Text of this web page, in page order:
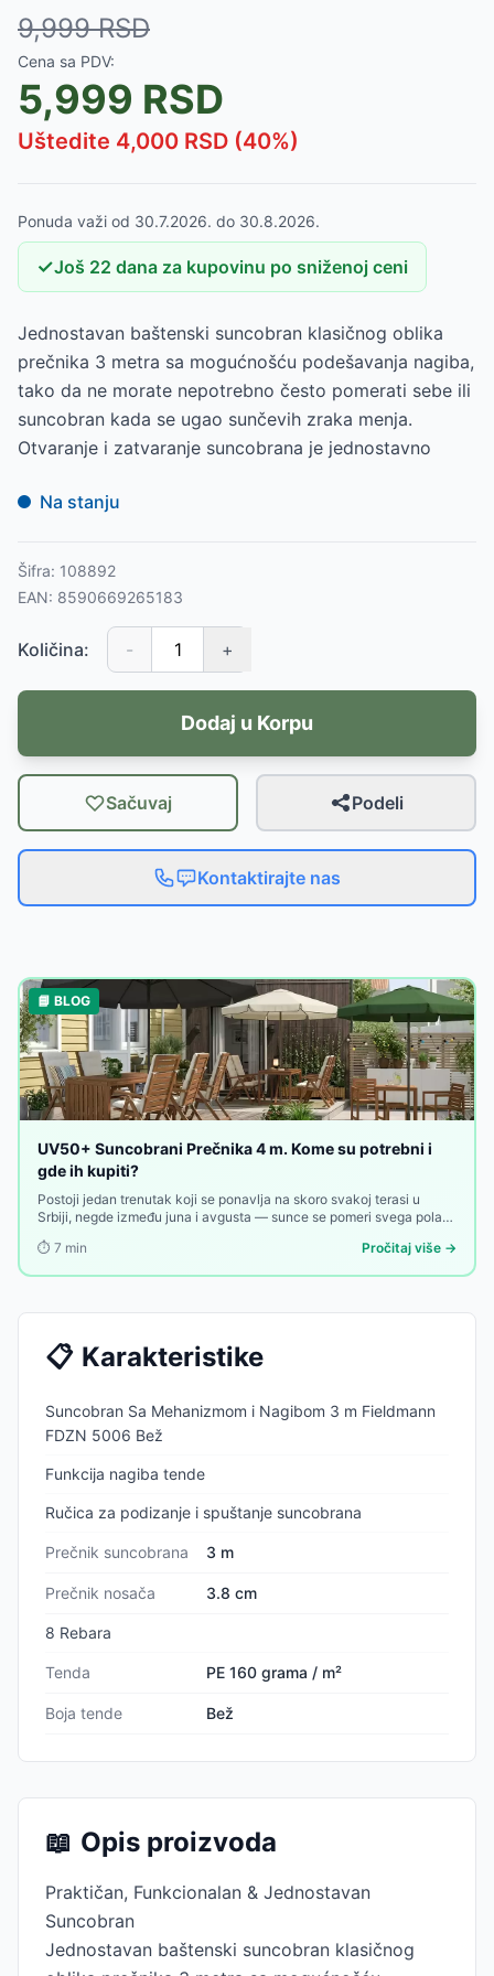
9,999RSD
Cena sa PDV:
5,999 RSD
Uštedite 4,000 RSD (40%)
Ponuda važi od 30.7.2026. do 30.8.2026.
✓Još 22 dana za kupovinu po sniženoj ceni
Jednostavan baštenski suncobran klasičnog oblika
prečnika 3 metra sa mogućnošću podešavanja nagiba,
tako da ne morate nepotrebno često pomerati sebe ili
suncobran kada se ugao sunčevih zraka menja.
Otvaranje i zatvaranje suncobrana je jednostavno
Na stanju
Šifra: 108892
EAN: 8590669265183
Količina: - +
Dodaj u Korpu
Sačuvaj Podeli
Kontaktirajte nas
📘 BLOG
UV50+ Suncobrani Prečnika 4 m. Kome su potrebni i
gde ih kupiti?
Postoji jedan trenutak koji se ponavlja na skoro svakoj terasi u
Srbiji, negde između juna i avgusta — sunce se pomeri svega pola
Stari suncobran od 2,5 ili 3 metra, koji je nekada bio dovoljan, više
⏱️ 7 min Pročitaj više →
📋 Karakteristike
Suncobran Sa Mehanizmom i Nagibom 3 m Fieldmann
FDZN 5006 Bež
Funkcija nagiba tende
Ručica za podizanje i spuštanje suncobrana
Prečnik suncobrana 3 m
Prečnik nosača 3.8 cm
8 Rebara
Tenda PE 160 grama / m²
Boja tende Bež
📖 Opis proizvoda
Praktičan, Funkcionalan & Jednostavan
Suncobran
Jednostavan baštenski suncobran klasičnog